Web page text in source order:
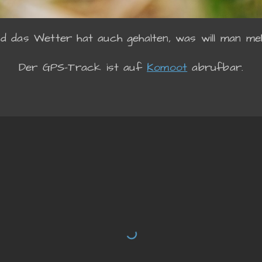
das Wetter hat auch gehalten, was will man
Der GPS-Track ist aufKomootabrufbar.